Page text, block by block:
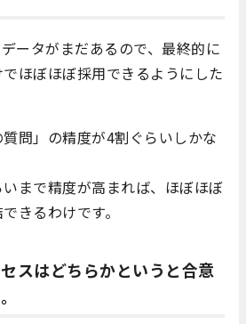
ータがまだあるので、最終的に
ほぼほぼ採用できるようにした
問」の精度が4割ぐらいしかな
まで精度が高まれば、ほぼほぼ
きるわけです。
スはどちらかというと合意